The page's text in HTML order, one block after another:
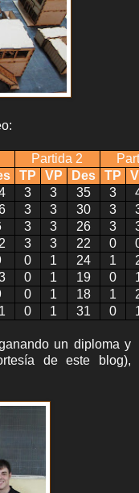
Partida 2
TP VP Des TP
3 3 35 3
3 3 30 3
3 3 26 3
3 3 22 0
0 1 24 1
0 1 19 0
0 1 18 1
0 1 31 0
un diploma y
de este blog),